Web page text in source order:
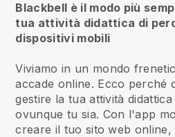
Blackbell è il modo più
tua attività didattica di
dispositivi mobili
Viviamo in un mondo
accade online. Ecco perché
gestire la tua attività
ovunque tu sia. Con l'app
creare il tuo sito web online,